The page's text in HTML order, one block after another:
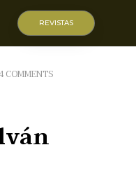
REVISTAS
4 COMMENTS